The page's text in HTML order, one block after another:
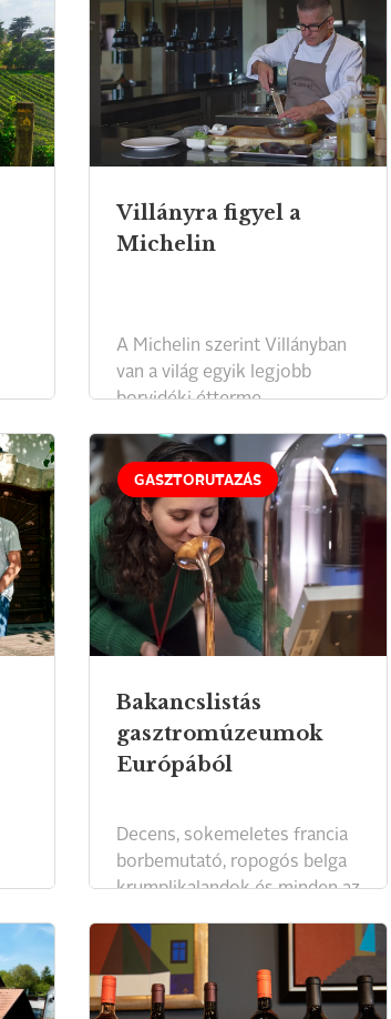
Villányra figyel a
Michelin
A Michelin szerint Villányban
van a világ egyik legjobb
borvidéki étterme.
GASZTORUTAZÁS
Bakancslistás
gasztromúzeumok
Európából
Decens, sokemeletes francia
borbemutató, ropogós belga
krumplikalandok és minden az